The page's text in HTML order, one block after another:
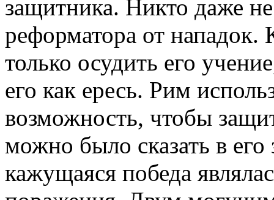
защитника. Никто даже
реформатора от нападок.
только осудить его
его как ересь. Рим
возможность, чтобы
можно было сказать в
кажущаяся победа